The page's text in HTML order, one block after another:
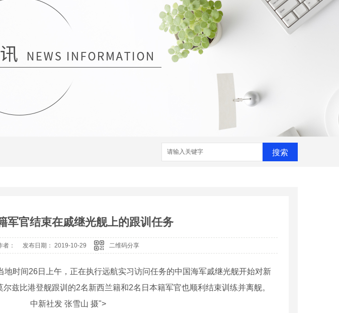
搜索
军官结束在戚继光舰上的跟训任务
者： 发布日期： 2019-10-29 二维码分享
时间26日上午，正在执行远航实习访问任务的中国海军戚继光舰开始对新
兹比港登舰跟训的2名新西兰籍和2名日本籍军官也顺利结束训练并离舰。
中新社发 张雪山 摄">